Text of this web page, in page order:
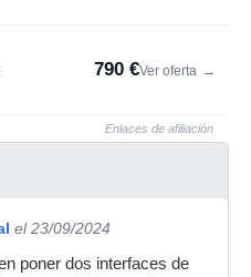
790 €Ver oferta →
Enlaces de afiliación
el 23/09/2024
poner dos interfaces de